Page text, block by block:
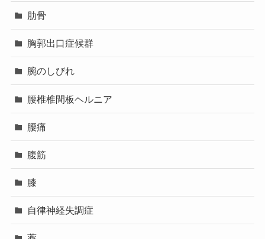
肋骨
胸郭出口症候群
腕のしびれ
腰椎椎間板ヘルニア
腰痛
腹筋
膝
自律神経失調症